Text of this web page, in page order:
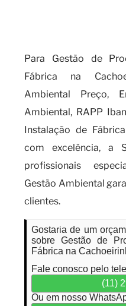
Para Gestão de
Fábrica na
Ambiental Preço,
Ambiental, RAPP
Instalação de
com excelência, a
profissionais
Gestão Ambiental
clientes.
Gostaria de um
sobre Gestão de
Fábrica na
Fale conosco pelo
(11)
Ou em nosso